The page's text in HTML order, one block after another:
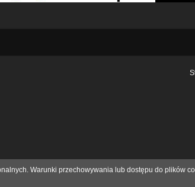
Warunki przechowywania lub dostępu do plików